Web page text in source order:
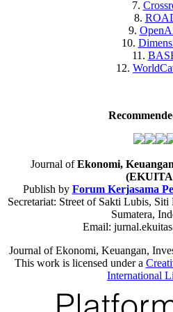
7.
8.
9.
10.
11.
12.
Journal ofEkonomi,
Publish by Forum Kerjasama
Secretariat: Street of Sakti Lubis,
Sumatera,
Email:
Journal of Ekonomi, Keuangan,
This work is licensed under a
International